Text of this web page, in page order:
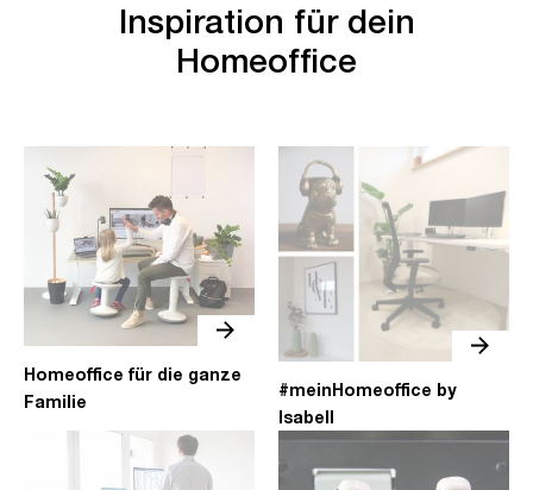
Inspiration für dein
Homeoffice
Homeoffice für die ganze
Familie
#meinHomeoffice by
Isabell